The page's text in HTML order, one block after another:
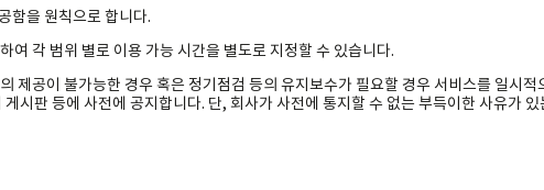
함을 원칙으로 합니다.
여 각 범위 별로 이용 가능 시간을 별도로 지정할 수 있습니다.
제공이 불가능한 경우 혹은 정기점검 등의 유지보수가 필요할 경우 서비스를 일시적
시판 등에 사전에 공지합니다. 단, 회사가 사전에 통지할 수 없는 부득이한 사유가